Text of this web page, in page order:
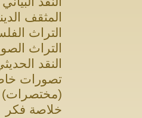
المثقف
التراث
التراث
النقد
تصورات
(مختصرات)
خلاصة فكر